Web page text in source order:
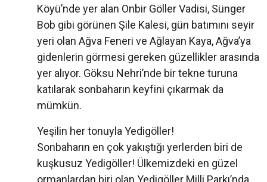
Köyü’nde yer alan Onbir Göller Vadisi, Sünger
Bob gibi görünen Şile Kalesi, gün batımını seyir
yeri olan Ağva Feneri ve Ağlayan Kaya, Ağva’ya
gidenlerin görmesi gereken güzellikler arasında
yer alıyor. Göksu Nehri’nde bir tekne turuna
katılarak sonbaharın keyfini çıkarmak da
mümkün.
Yeşilin her tonuyla Yedigöller!
Sonbaharın en çok yakıştığı yerlerden biri de
kuşkusuz Yedigöller! Ülkemizdeki en güzel
ormanlardan biri olan Yedigöller Milli Parkı’nda